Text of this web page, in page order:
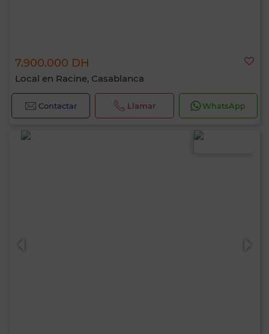
7.900.000 DH
Local en Racine, Casablanca
Contactar Llamar WhatsApp